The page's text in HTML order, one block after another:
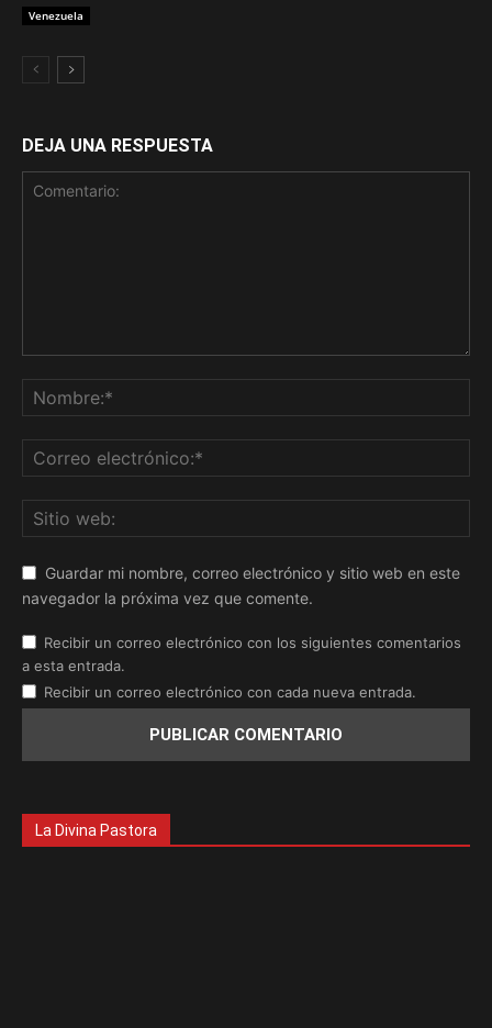
Venezuela
DEJA UNA RESPUESTA
Guardar mi nombre, correo electrónico y sitio web en este
navegador la próxima vez que comente.
Recibir un correo electrónico con los siguientes comentarios
a esta entrada.
Recibir un correo electrónico con cada nueva entrada.
La Divina Pastora